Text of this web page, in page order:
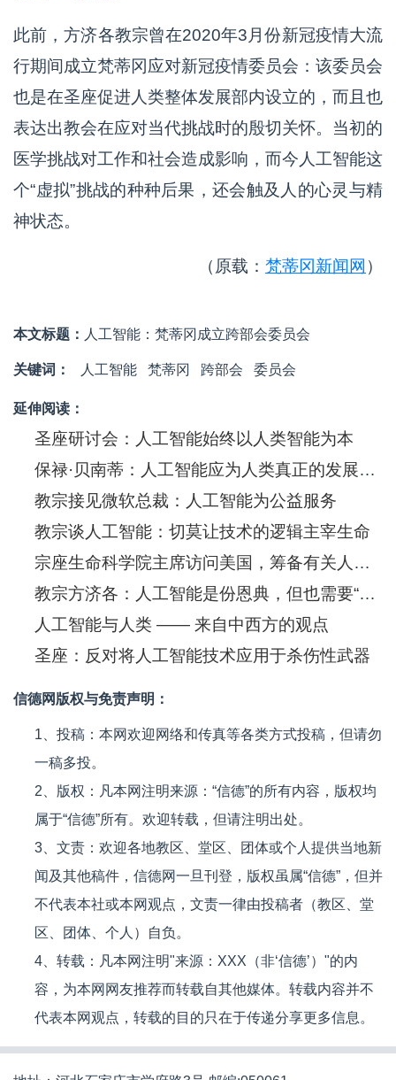
此前，方济各教宗曾在2020年3月份新冠疫情大流
行期间成立梵蒂冈应对新冠疫情委员会：该委员会
也是在圣座促进人类整体发展部内设立的，而且也
表达出教会在应对当代挑战时的殷切关怀。当初的
医学挑战对工作和社会造成影响，而今人工智能这
个“虚拟”挑战的种种后果，还会触及人的心灵与精
神状态。
（原载： 梵蒂冈新闻网 ）
本文标题： 人工智能：梵蒂冈成立跨部会委员会
关键词： 人工智能 梵蒂冈 跨部会 委员会
延伸阅读：
圣座研讨会：人工智能始终以人类智能为本
保禄·贝南蒂：人工智能应为人类真正的发展服务
教宗接见微软总裁：人工智能为公益服务
教宗谈人工智能：切莫让技术的逻辑主宰生命
宗座生命科学院主席访问美国，筹备有关人工智能的全体大会
教宗方济各：人工智能是份恩典，但也需要“演算法伦理”
人工智能与人类 —— 来自中西方的观点
圣座：反对将人工智能技术应用于杀伤性武器
信德网版权与免责声明：
1、投稿：本网欢迎网络和传真等各类方式投稿，但请勿
一稿多投。
2、版权：凡本网注明来源：“信德”的所有内容，版权均
属于“信德”所有。欢迎转载，但请注明出处。
3、文责：欢迎各地教区、堂区、团体或个人提供当地新
闻及其他稿件，信德网一旦刊登，版权虽属“信德”，但并
不代表本社或本网观点，文责一律由投稿者（教区、堂
区、团体、个人）自负。
4、转载：凡本网注明"来源：XXX（非‘信德’）"的内
容，为本网网友推荐而转载自其他媒体。转载内容并不
代表本网观点，转载的目的只在于传递分享更多信息。